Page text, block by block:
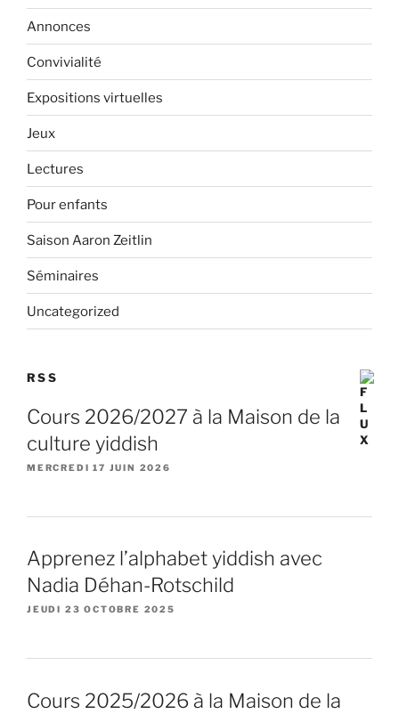
Annonces
Convivialité
Expositions virtuelles
Jeux
Lectures
Pour enfants
Saison Aaron Zeitlin
Séminaires
Uncategorized
RSS
Cours 2026/2027 à la Maison de la
culture yiddish
MERCREDI 17 JUIN 2026
Apprenez l’alphabet yiddish avec
Nadia Déhan-Rotschild
JEUDI 23 OCTOBRE 2025
Cours 2025/2026 à la Maison de la